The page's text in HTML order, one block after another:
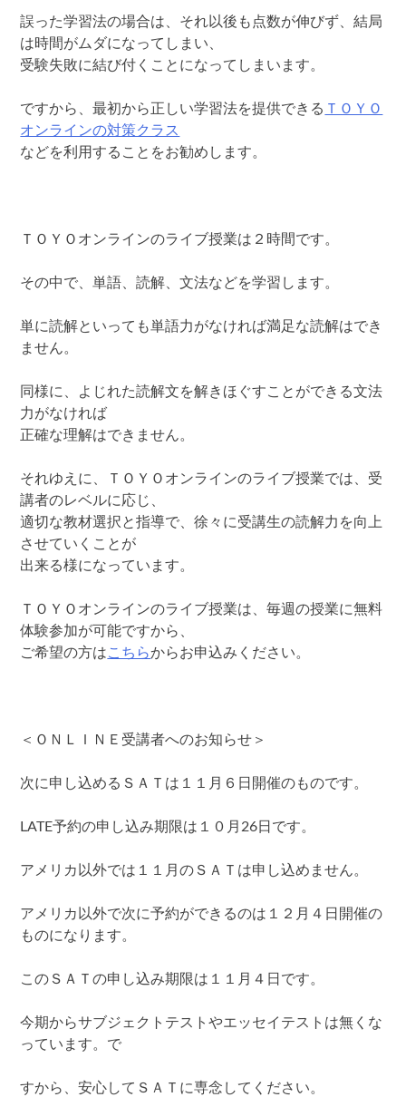
誤った学習法の場合は、それ以後も点数が伸びず、結局
は時間がムダになってしまい、
受験失敗に結び付くことになってしまいます。
ですから、最初から正しい学習法を提供できる ＴＯＹＯ
オンラインの対策クラス
などを利用することをお勧めします。
ＴＯＹＯオンラインのライブ授業は２時間です。
その中で、単語、読解、文法などを学習します。
単に読解といっても単語力がなければ満足な読解はでき
ません。
同様に、よじれた読解文を解きほぐすことができる文法
力がなければ
正確な理解はできません。
それゆえに、ＴＯＹＯオンラインのライブ授業では、受
講者のレベルに応じ、
適切な教材選択と指導で、徐々に受講生の読解力を向上
させていくことが
出来る様になっています。
ＴＯＹＯオンラインのライブ授業は、毎週の授業に無料
体験参加が可能ですから、
ご希望の方はこちらからお申込みください。
＜ＯＮＬＩＮＥ受講者へのお知らせ＞
次に申し込めるＳＡＴは１１月６日開催のものです。
LATE予約の申し込み期限は１０月26日です。
アメリカ以外では１１月のＳＡＴは申し込めません。
アメリカ以外で次に予約ができるのは１２月４日開催の
ものになります。
このＳＡＴの申し込み期限は１１月４日です。
今期からサブジェクトテストやエッセイテストは無くな
っています。で
すから、安心してＳＡＴに専念してください。